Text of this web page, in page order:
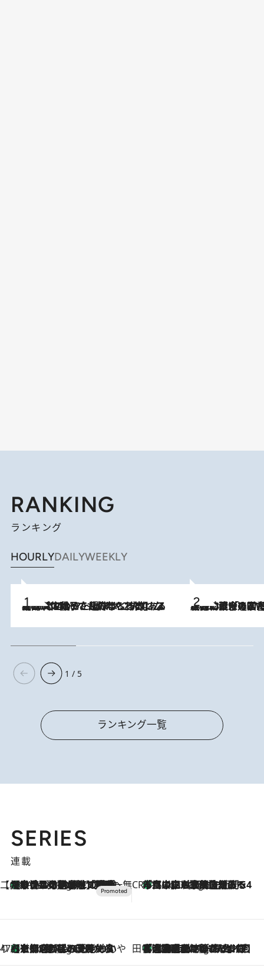
RANKING
ランキング
HOURLYDAILYWEEKLY
2026.8.5
【阿川佐和子さんの年とる力】なぜ70代で始めた趣味は“こんなに楽しい”のか？ ピアノ、俳句…スランプに陥っても続けられる“ある秘訣”とは 2026.8.3
慶應幼稚舎の図書室からテレビの世界に飛び込んだ阿川佐和子（72）
1 / 5
ランキング一覧
SERIES
連載
【CREA×星野リゾート】唯一無二。癒しと発見が待つ場所へ
3 Hours Ago
【トンボの足水浴】ヒノキの香りに包まれて涼感マックス！約13℃の湧水かけ流しを避暑地「星野温泉 トンボの湯」で体験 CREA'S CHOICE
5 Hours Ago
「立川にも歌舞伎があるんだよ」 片岡仁左衛門・市川中車ら豪華座組みで4年目の立川立飛歌舞伎へ
47都道府県の手みやげ ひんやりスイーツで夏を満喫
5 Hours Ago
【京都府】この夏絶対食べたい 冷やしておいしいおやつ3選 ひと口目から心を掴む新緑のテリーヌ 田中稲の勝手に再ブーム
10 Hours Ago
「湘南乃風に憧れて」観客大盛上がりの“タオル回し”に、ラッパー顔負けの高速歌唱まで…さだまさし（74）のアグレッシブすぎる現在地